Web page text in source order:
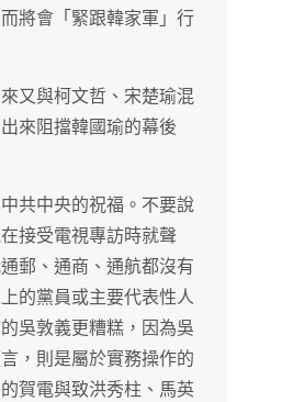
將會「緊跟韓家軍」行
又與柯文哲、宋楚瑜混
來阻擋韓國瑜的幕後
共中央的祝福。不要說
接受電視專訪時就聲
郵、通商、通航都沒有
的黨員或主要代表性人
吳敦義更糟糕，因為吳
，則是屬於實務操作的
賀電與致洪秀柱、馬英